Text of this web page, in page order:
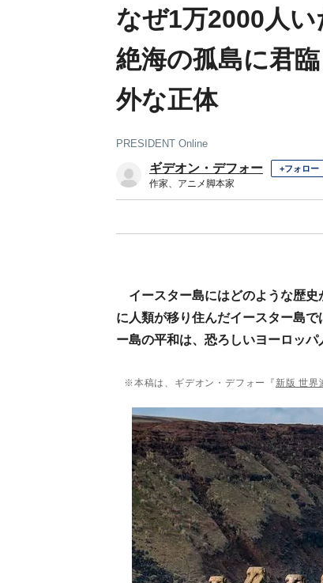
なぜ1万2000人
絶海の孤島に君
外な正体
PRESIDENT Online
ギデオン・デフォー +フォロー
作家、アニメ脚本家
イースター島にはどのような歴
に人類が移り住んだイースター島
ー島の平和は、恐ろしいヨーロッ
※本稿は、ギデオン・デフォー『 新版 世界